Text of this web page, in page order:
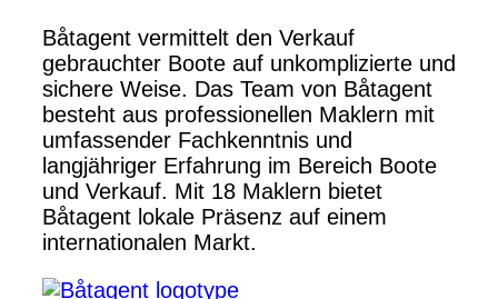
Båtagent vermittelt den Verkauf
gebrauchter Boote auf unkomplizierte und
sichere Weise. Das Team von Båtagent
besteht aus professionellen Maklern mit
umfassender Fachkenntnis und
langjähriger Erfahrung im Bereich Boote
und Verkauf. Mit 18 Maklern bietet
Båtagent lokale Präsenz auf einem
internationalen Markt.